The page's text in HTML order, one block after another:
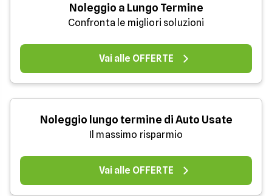
Noleggio a Lungo Termine
Confronta le migliori soluzioni
Vai alle OFFERTE
Noleggio lungo termine di Auto Usate
Il massimo risparmio
Vai alle OFFERTE